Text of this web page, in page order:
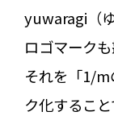
yuwaragi（
ロゴマーク
それを「1/
ク化するこ